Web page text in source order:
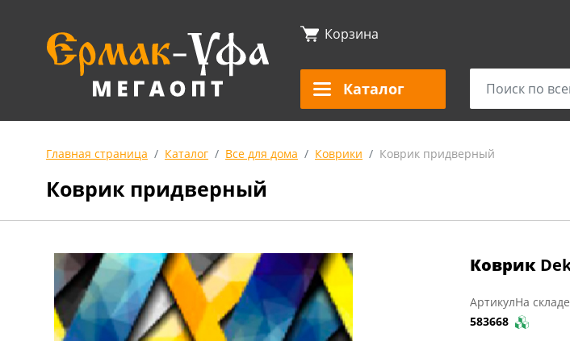
Корзина
Каталог
Главная страница Каталог Все для дома Коврики Коврик придверный
Коврик придверный
Коврик
Артикул
583668
На складе